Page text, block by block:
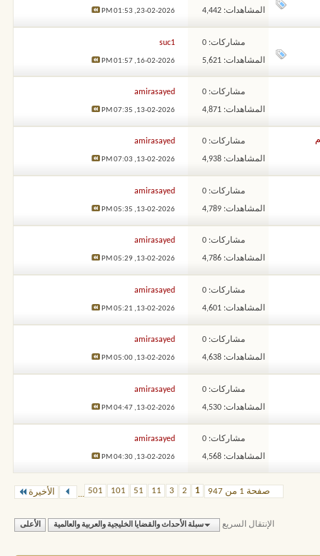
المشاهدات: 4,442 23-02-2026,
01:53 PM
مشاركات: 0
المشاهدات: 5,621
suc1
16-02-2026,
01:57 PM
مشاركات: 0
المشاهدات: 4,871
amirasayed
13-02-2026,
07:35 PM
مشاركات: 0
المشاهدات: 4,938
amirasayed
13-02-2026,
07:03 PM
مشاركات: 0
المشاهدات: 4,789
amirasayed
13-02-2026,
05:35 PM
مشاركات: 0
المشاهدات: 4,786
amirasayed
13-02-2026,
05:29 PM
مشاركات: 0
المشاهدات: 4,601
amirasayed
13-02-2026,
05:21 PM
مشاركات: 0
المشاهدات: 4,638
amirasayed
13-02-2026,
05:00 PM
مشاركات: 0
المشاهدات: 4,530
amirasayed
13-02-2026,
04:47 PM
مشاركات: 0
المشاهدات: 4,568
amirasayed
13-02-2026,
04:30 PM
صفحة 1 من 947 1
2
3
11
51
101
501
... الأخيرة
الإنتقال السريع سبلة الأحداث والقضايا الخليجية والعربية والعالمية الأعلى